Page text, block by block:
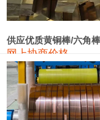
2202#硅
金属硅3303#-2202#
漆包线
磷铜合金
网上协商价格